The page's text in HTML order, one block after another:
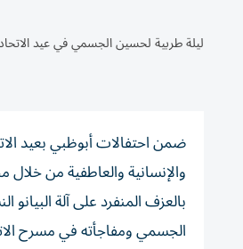
ليلة طربية لحسين الجسمي في عيد
والإنسانية والعاطفية من
بالعزف المنفرد على آلة
الجسمي ومفاجأته في مسرح